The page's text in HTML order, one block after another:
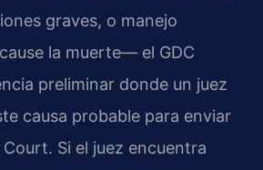
graves, o manejo
la muerte— el GDC
preliminar donde un juez
causa probable para enviar
Si el juez encuentra